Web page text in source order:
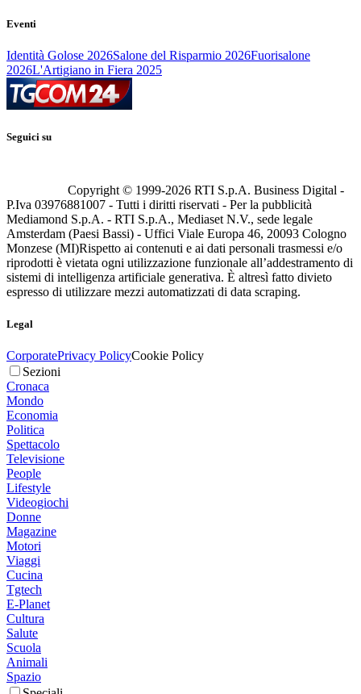
Eventi
Identità Golose 2026Salone del Risparmio 2026Fuorisalone
2026L'Artigiano in Fiera 2025
Seguici su
Copyright © 1999-2026 RTI S.p.A. Business Digital -
P.Iva 03976881007 - Tutti i diritti riservati - Per la pubblicità
Mediamond S.p.A. - RTI S.p.A., Mediaset N.V., sede legale
Amsterdam (Paesi Bassi) - Uffici Viale Europa 46, 20093 Cologno
Monzese (MI)Rispetto ai contenuti e ai dati personali trasmessi e/o
riprodotti è vietata ogni utilizzazione funzionale all’addestramento di
sistemi di intelligenza artificiale generativa. È altresì fatto divieto
espresso di utilizzare mezzi automatizzati di data scraping.
Legal
CorporatePrivacy PolicyCookie Policy
Sezioni
Cronaca
Mondo
Economia
Politica
Spettacolo
Televisione
People
Lifestyle
Videogiochi
Donne
Magazine
Motori
Viaggi
Cucina
Tgtech
E-Planet
Cultura
Salute
Scuola
Animali
Spazio